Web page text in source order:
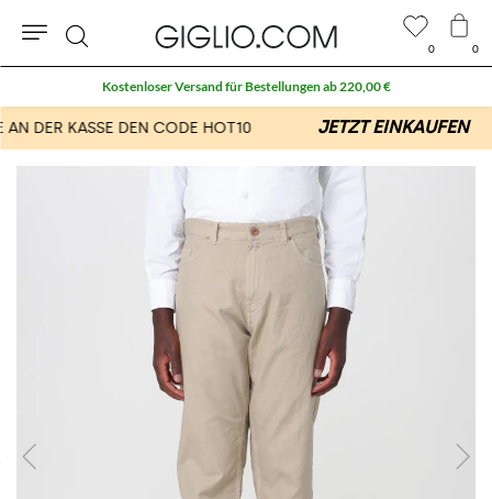
0 0
Suche
Kostenloser Versand für Bestellungen ab 220,00 €